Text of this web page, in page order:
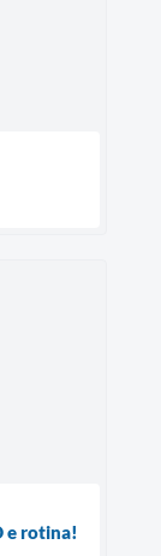
e rotina!